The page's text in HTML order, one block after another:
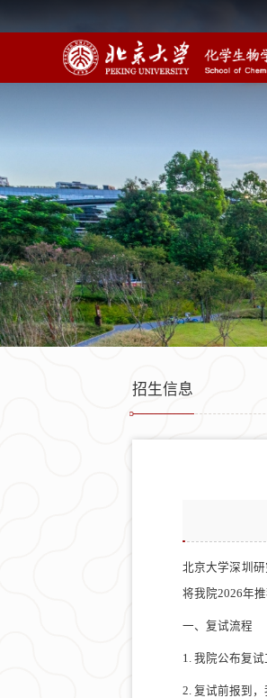
招生信息
北京大学深圳
将我院2026年
一、复试流程
1. 我院公布复
2. 复试前报到，